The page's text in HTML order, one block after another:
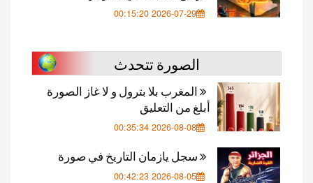
2026-07-29 00:15:20
الصورة تتحدث
المغرب بلا بترول و لا غاز الصورة
أبلغ من التعليق
2026-08-08 00:35:34
سجل يازمان التاريخ في صورة
2026-08-05 00:42:23